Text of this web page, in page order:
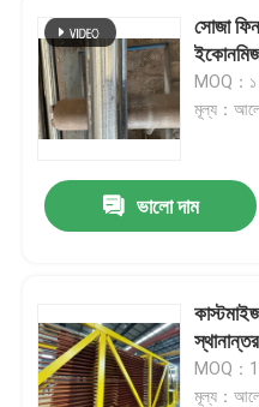
সোজা
MOQ：১
মূল্য：
ভালো দাম
MOQ：
মূল্য：